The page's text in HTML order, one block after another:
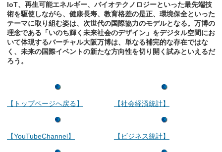
IoT、再生可能エネルギー、バイオテクノロジーといった最先端技
術を駆使しながら、健康長寿、教育格差の是正、環境保全といった
テーマに取り組む姿は、次世代の国際協力のモデルとなる。万博の
理念である「いのち輝く未来社会のデザイン」をデジタル空間にお
いて体現するバーチャル大阪万博は、単なる補完的な存在ではな
く、未来の国際イベントの新たな方向性を切り開く試みといえるだ
ろう。
【トップページへ戻る】
【YouTubeChannel】
【社会経済統計】
【ビジネス統計】